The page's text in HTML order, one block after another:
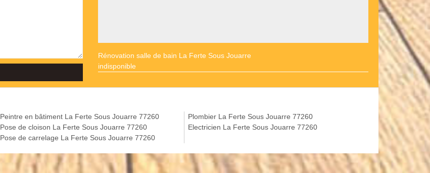
Rénovation salle de bain La Ferte Sous Jouarre
indisponible
Peintre en bâtiment La Ferte Sous Jouarre 77260
Pose de cloison La Ferte Sous Jouarre 77260
Pose de carrelage La Ferte Sous Jouarre 77260
Plombier La Ferte Sous Jouarre 77260
Electricien La Ferte Sous Jouarre 77260